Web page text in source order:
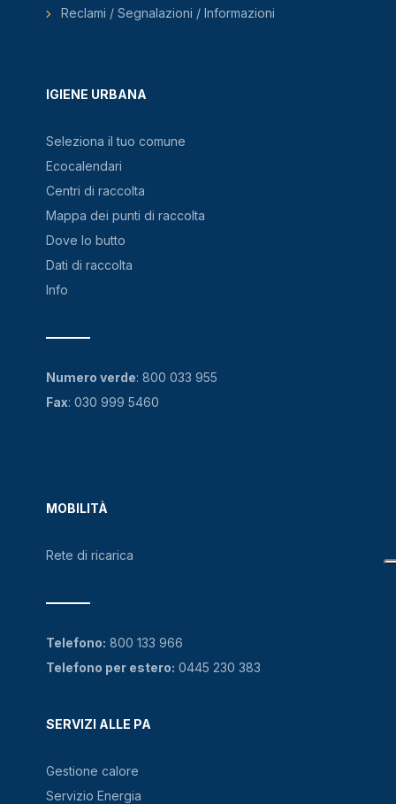
IGIENE URBANA
Seleziona il tuo comune
Ecocalendari
Centri di raccolta
Mappa dei punti di raccolta
Dove lo butto
Dati di raccolta
Info
MOBILITÀ
Rete di ricarica
SERVIZI ALLE PA
Gestione calore
Servizio Energia
Reclami / Segnalazioni / Informazioni
Numero verde: 800 033 955
Fax: 030 999 5460
Telefono: 800 133 966
Telefono per estero: 0445 230 383